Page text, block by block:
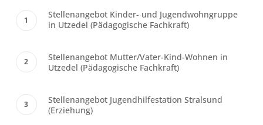
Stellenangebot Kinder- und Jugendwohngruppe
in Utzedel (Pädagogische Fachkraft)
Stellenangebot Mutter/Vater-Kind-Wohnen in
Utzedel (Pädagogische Fachkraft)
Stellenangebot Jugendhilfestation Stralsund
(Erziehung)